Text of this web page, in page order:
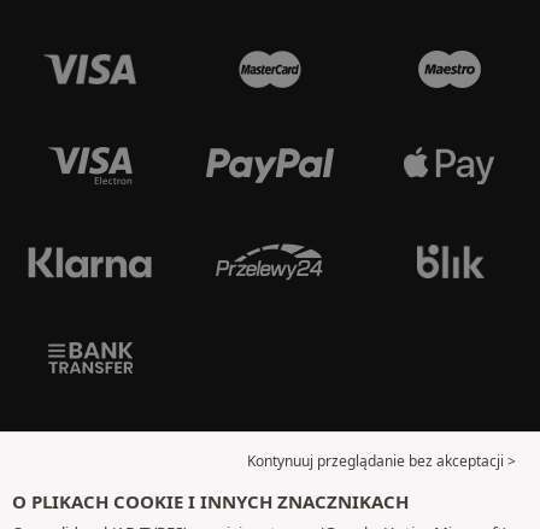
Kontynuuj przeglądanie bez akceptacji >
O PLIKACH COOKIE I INNYCH ZNACZNIKACH